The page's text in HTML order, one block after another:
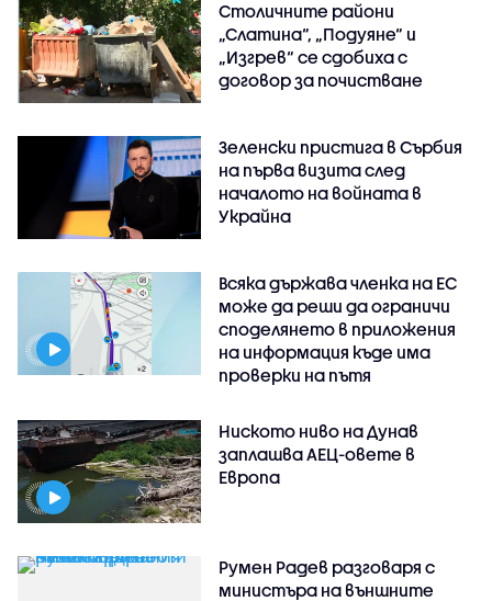
Столичните райони
„Слатина“, „Подуяне“ и
„Изгрев“ се сдобиха с
договор за почистване
Зеленски пристига в Сърбия
на първа визита след
началото на войната в
Украйна
Всяка държава членка на ЕС
може да реши да ограничи
споделянето в приложения
на информация къде има
проверки на пътя
Ниското ниво на Дунав
заплашва АЕЦ-овете в
Европа
Румен Радев разговаря с
министъра на външните